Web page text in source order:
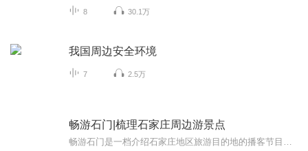
8 30.1万
我国周边安全环境
7 2.5万
畅游石门|梳理石家庄周边游景点